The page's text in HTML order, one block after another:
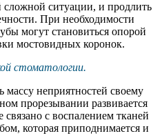
сложной ситуации, и продлить
При необходимости
могут становиться опорой
мостовидных коронок.
стоматологии.
массу неприятностей своему
прорезывании развивается
с воспалением тканей
которая приподнимается и